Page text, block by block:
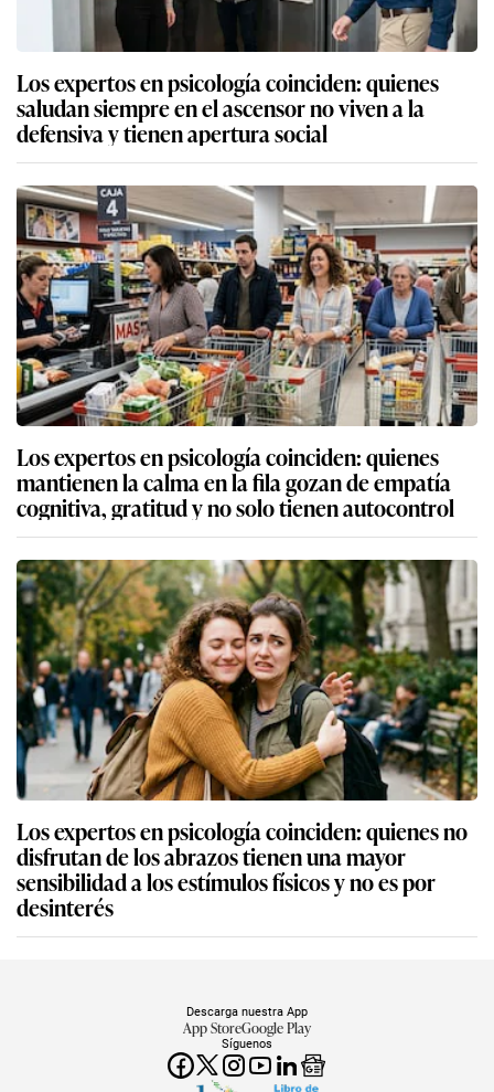
Los expertos en psicología coinciden: quienes
saludan siempre en el ascensor no viven a la
defensiva y tienen apertura social
Los expertos en psicología coinciden: quienes
mantienen la calma en la fila gozan de empatía
cognitiva, gratitud y no solo tienen autocontrol
Los expertos en psicología coinciden: quienes no
disfrutan de los abrazos tienen una mayor
sensibilidad a los estímulos físicos y no es por
desinterés
Síguenos
Descarga nuestra App
App StoreGoogle Play